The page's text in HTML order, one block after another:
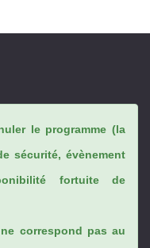
le programme (la
sécurité, évènement
fortuite de
correspond pas au